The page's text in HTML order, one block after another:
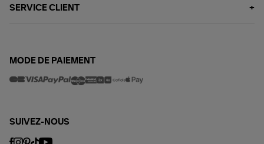
SERVICE CLIENT
MODE DE PAIEMENT
SUIVEZ-NOUS